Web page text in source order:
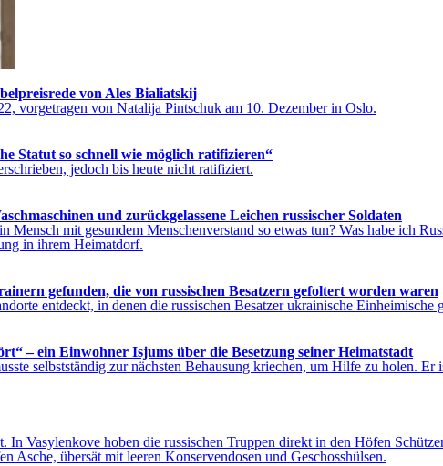
von Ales Bialiatskij
vorgetragen von Natalija Pintschuk am 10. Dezember in Oslo.
Statut so schnell wie möglich ratifizieren“
jedoch bis heute nicht ratifiziert.
und zurückgelassene Leichen russischer Soldaten
mit gesundem Menschenverstand so etwas tun? Was habe ich
in ihrem Heimatdorf.
gefunden, die von russischen Besatzern gefoltert worden waren
entdeckt, in denen die russischen Besatzer ukrainische Einheimische
– ein Einwohner Isjums über die Besetzung seiner Heimatstadt
selbstständig zur nächsten Behausung kriechen, um Hilfe zu holen. Er
Vasylenkove hoben die russischen Truppen direkt in den Höfen
übersät mit leeren Konservendosen und Geschosshülsen.